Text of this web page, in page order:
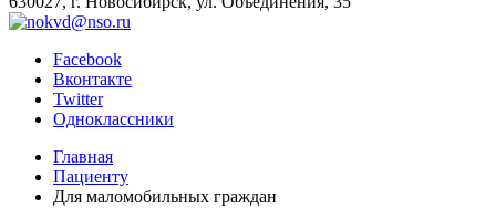
Facebook
Вконтакте
Twitter
Одноклассники
Главная
Пациенту
Для маломобильных граждан